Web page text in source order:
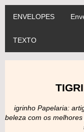
ENVELOPES
TEXTO
igrinho Papelaria:
beleza com os